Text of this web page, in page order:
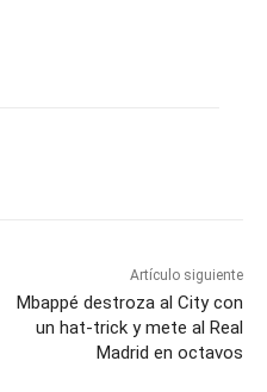
Artículo siguiente
Mbappé destroza al City con
un hat-trick y mete al Real
Madrid en octavos